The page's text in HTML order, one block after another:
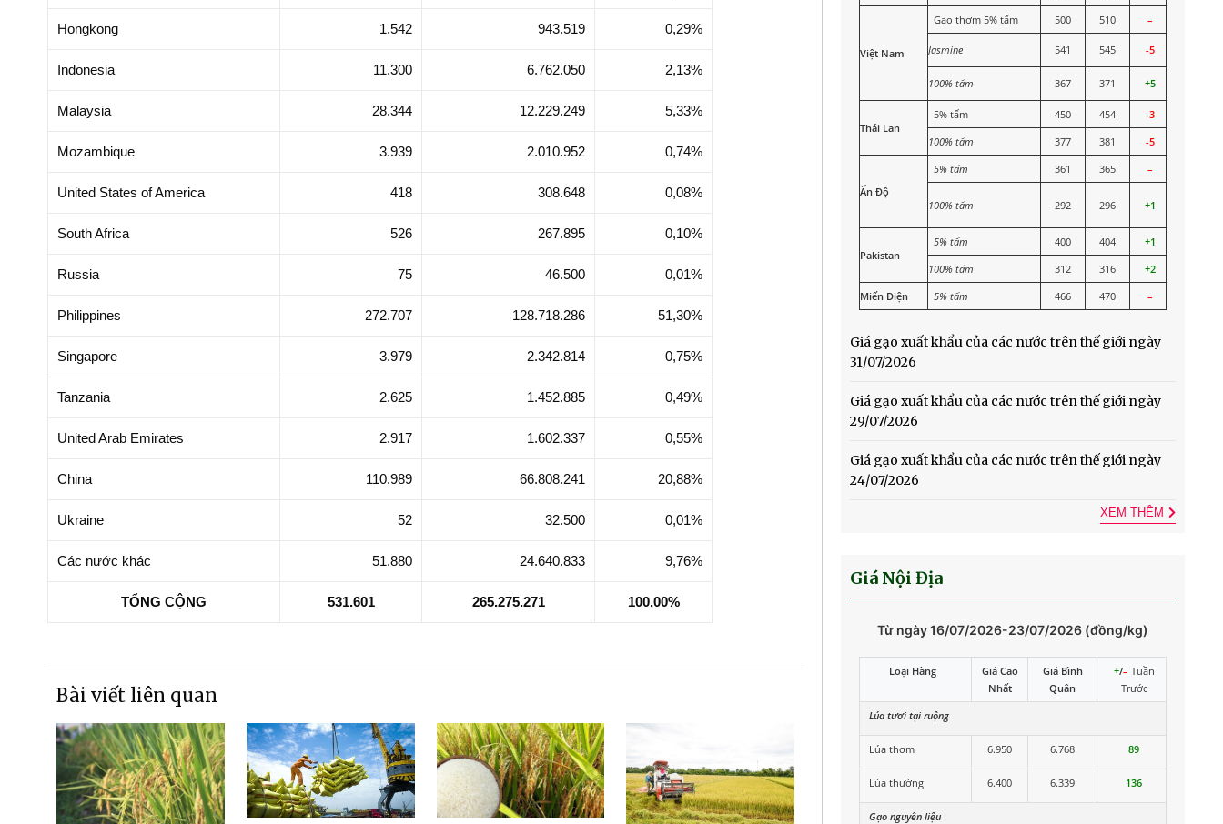
Hongkong 1.542 943.519 0,29%
Indonesia 11.300 6.762.050 2,13%
Malaysia 28.344 12.229.249 5,33%
Mozambique 3.939 2.010.952 0,74%
United States of America 418 308.648 0,08%
South Africa 526 267.895 0,10%
Russia 75 46.500 0,01%
Philippines 272.707 128.718.286 51,30%
Singapore 3.979 2.342.814 0,75%
Tanzania 2.625 1.452.885 0,49%
United Arab Emirates 2.917 1.602.337 0,55%
China 110.989 66.808.241 20,88%
Ukraine 52 32.500 0,01%
Các nước khác 51.880 24.640.833 9,76%
TỔNG CỘNG 531.601 265.275.271 100,00%
Bài viết liên quan
Việt Nam
Gạo thơm 5% tấm 500 510 –
Jasmine 541 545 -5
100% tấm 367 371 +5
Thái Lan
5% tấm 450 454
-3
100% tấm
377 381 -5
Ấn Độ
5% tấm 361 365 –
100% tấm 292 296 +1
Pakistan
5% tấm 400 404
+1
100% tấm
312 316
+2
Miến Điện
5% tấm 466 470 –
Giá gạo xuất khẩu của các nước trên thế giới ngày
31/07/2026
Giá gạo xuất khẩu của các nước trên thế giới ngày
29/07/2026
Giá gạo xuất khẩu của các nước trên thế giới ngày
24/07/2026
XEM THÊM
Giá Nội Địa
Từ ngày 16/07/2026-23/07/2026 (đồng/kg)
Loại Hàng
Giá Cao
Nhất
Giá Bình
Quân
+/– Tuần
Trước
Lúa tươi tại ruộng
Lúa thơm 6.950 6.768 89
Lúa thường 6.400 6.339 136
Gạo nguyên liệu